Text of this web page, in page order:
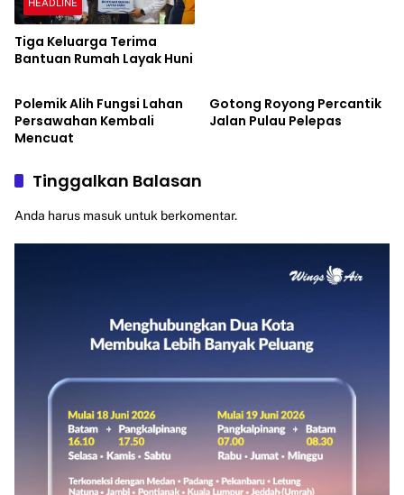
HEADLINE
Tiga Keluarga Terima
Bantuan Rumah Layak Huni
HEADLINE
Polemik Alih Fungsi Lahan
Persawahan Kembali
Mencuat
Gotong Royong Percantik
Jalan Pulau Pelepas
Tinggalkan Balasan
Anda harus masuk untuk berkomentar.